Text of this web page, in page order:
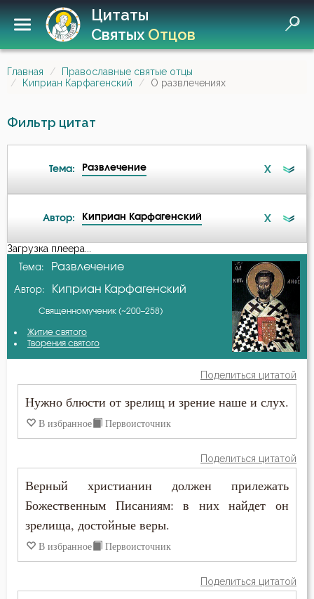
Цитаты
СвятыхОтцов
Главная
Православные святые отцы
Киприан Карфагенский
О развлечениях
Фильтр цитат
Тема: Развлечение X
Атеизм
Бесы
Благодать
Богатство
Богоугождение
Будущее
Воздаяние
Воплощение
Автор: Киприан Карфагенский X
А-я
Амвросий Оптинский (Гренков)
Варсонофий Оптинский (Плиханков)
Иоанн Златоуст
Исидор Пелусиот
Никон Оптинский (Беляев)
Загрузка плеера...
Тема: Развлечение
Автор: Киприан Карфагенский
Священномученик (~200–258)
Житие святого
Творения святого
Поделиться цитатой
Нужно блюсти от зрелищ и зрение наше и слух.
В избранное Первоисточник
Поделиться цитатой
Верный христианин должен прилежать
Божественным Писаниям: в них найдет он
зрелища, достойные веры.
В избранное Первоисточник
Поделиться цитатой